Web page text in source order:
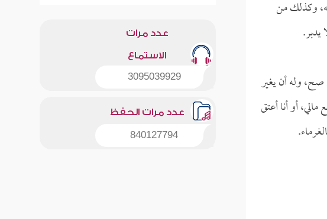
وكذلك من
صح، وله أن يغير
أو أنا أعتق
عدد مرات
الاستماع
3095039929
عدد مرات الحفظ
840127794